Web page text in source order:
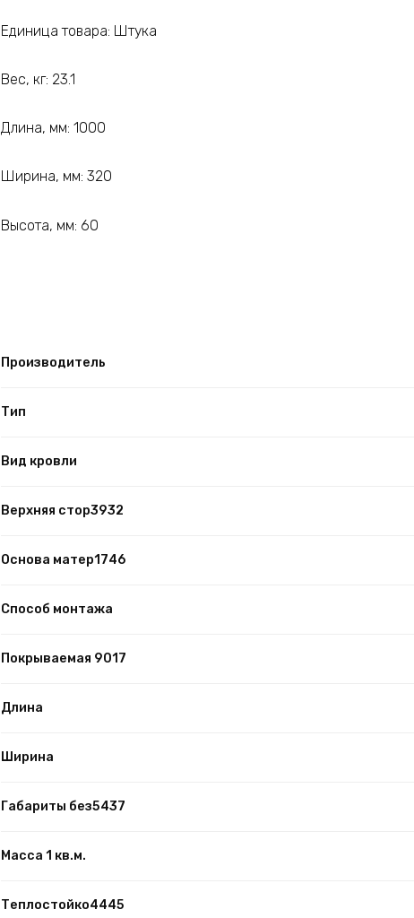
Единица товара: Штука
Вес, кг: 23.1
Длина, мм: 1000
Ширина, мм: 320
Высота, мм: 60
Производитель
Тип
Вид кровли
Верхняя стор3932
Основа матер1746
Способ монтажа
Покрываемая 9017
Длина
Ширина
Габариты без5437
Масса 1 кв.м.
Теплостойко4445